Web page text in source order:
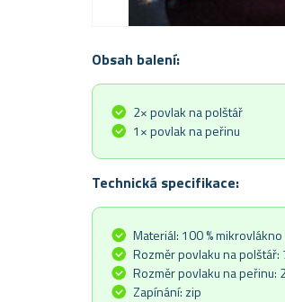
Obsah balení:
2× povlak na polštář
1× povlak na peřinu
Technická specifikace:
Materiál: 100 % mikrovlákno
Rozměr povlaku na polštář:
Rozměr povlaku na peřinu:
Zapínání: zip